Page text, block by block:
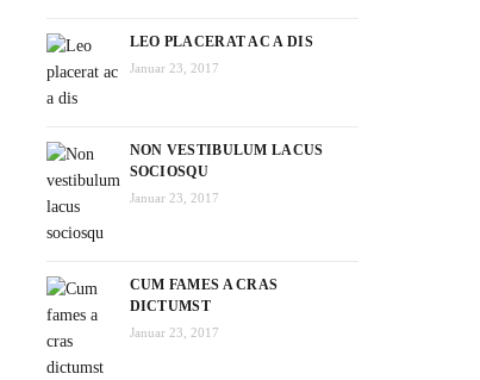
LEO PLACERAT AC A DIS
Januar 23, 2017
NON VESTIBULUM LACUS
SOCIOSQU
Januar 23, 2017
CUM FAMES A CRAS
DICTUMST
Januar 23, 2017